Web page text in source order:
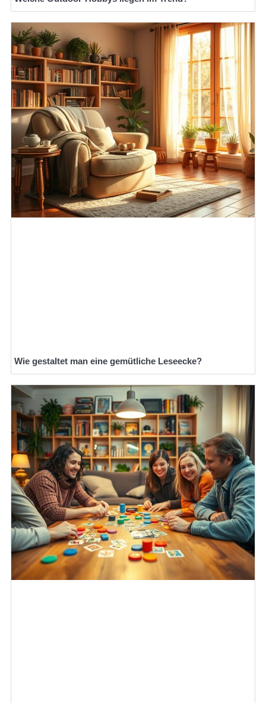
Wie gestaltet man eine gemütliche Leseecke?